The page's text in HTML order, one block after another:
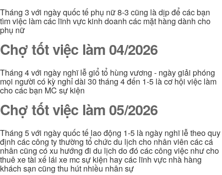
Tháng 3 với ngày quốc tế phụ nữ 8-3 cũng là dịp để các bạn
tìm việc làm các lĩnh vực kinh doanh các mặt hàng dành cho
phụ nữ
Chợ tốt việc làm 04/2026
Tháng 4 với ngày nghĩ lễ giổ tổ hùng vương - ngày giải phóng
mọi người có kỳ nghỉ dài 30 tháng 4 đến 1-5 là cơ hội việc làm
cho các bạn MC sự kiện
Chợ tốt việc làm 05/2026
Tháng 5 với ngày quốc tế lao động 1-5 là ngày nghĩ lễ theo quy
định các công ty thường tổ chức du lịch cho nhân viên các cá
nhân cũng có xu hướng đi du lịch do đó các công việc như cho
thuê xe tài xế lái xe mc sự kiện hay các lĩnh vực nhà hàng
khách sạn cũng thu hút nhiều nhân sự